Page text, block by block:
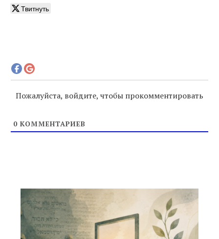
Твитнуть
Пожалуйста, войдите, чтобы прокомментировать
0 КОММЕНТАРИЕВ